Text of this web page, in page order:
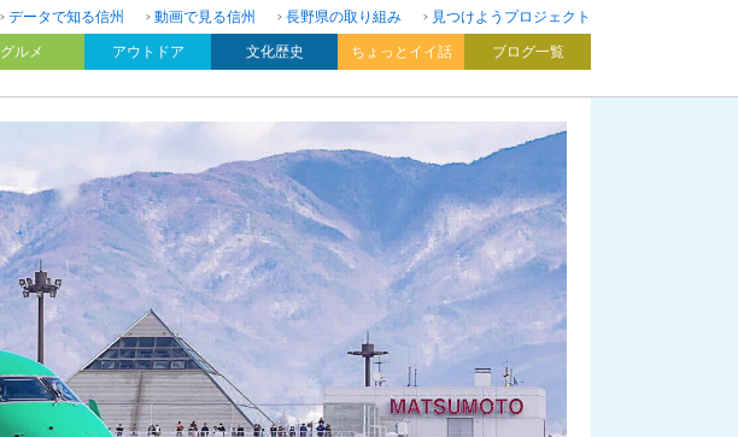
データで知る信州 動画で見る信州 長野県の取り組み
見つけようプロジェクト
グルメ アウトドア 文化歴史 ちょっとイイ話 ブログ一覧